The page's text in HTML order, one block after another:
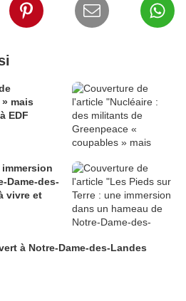
mais
EDF
Dame-des-
vivre et
à Notre-Dame-des-Landes